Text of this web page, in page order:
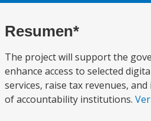
Resumen*
The project will support the
enhance access to selected
services, raise tax revenues,
of accountability institutions.